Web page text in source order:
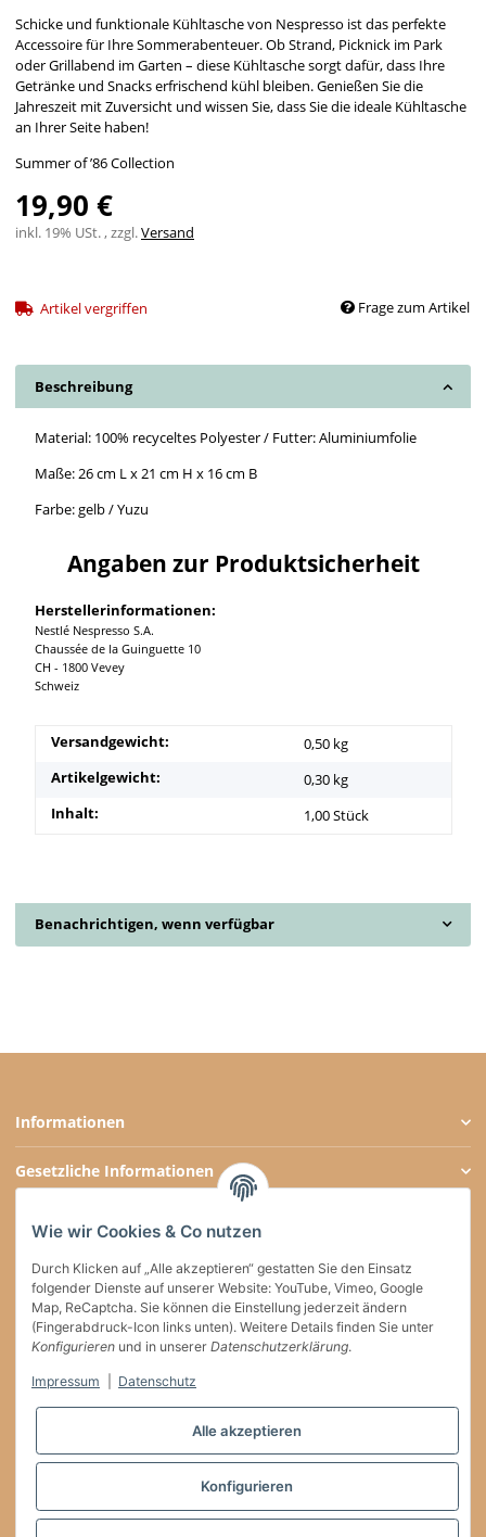
Schicke und funktionale Kühltasche von Nespresso ist das perfekte
Accessoire für Ihre Sommerabenteuer. Ob Strand, Picknick im Park
oder Grillabend im Garten – diese Kühltasche sorgt dafür, dass Ihre
Getränke und Snacks erfrischend kühl bleiben. Genießen Sie die
Jahreszeit mit Zuversicht und wissen Sie, dass Sie die ideale Kühltasche
an Ihrer Seite haben!
Summer of ’86 Collection
19,90 €
inkl. 19% USt. , zzgl.Versand
Artikel vergriffen Frage zum Artikel
Beschreibung
Material: 100% recyceltes Polyester / Futter: Aluminiumfolie
Maße: 26 cm L x 21 cm H x 16 cm B
Farbe: gelb / Yuzu
Angaben zur Produktsicherheit
Herstellerinformationen:
Nestlé Nespresso S.A.
Chaussée de la Guinguette 10
CH - 1800 Vevey
Schweiz
Versandgewicht:
0,50 kg
Artikelgewicht:
0,30 kg
Inhalt:
1,00 Stück
Benachrichtigen, wenn verfügbar
Informationen
Gesetzliche Informationen
Social Media
Versand
Vertrag widerrufen
* * Diese Marke gehört Dritten, die keinerlei Verbindung zu willkaffeehaben.de
* Alle Preise inkl. gesetzlicher USt. , zzgl.Versand
Wie wir Cookies & Co nutzen
Durch Klicken auf „Alle akzeptieren“ gestatten Sie den Einsatz
folgender Dienste auf unserer Website: YouTube, Vimeo, Google
Map, ReCaptcha. Sie können die Einstellung jederzeit ändern
(Fingerabdruck-Icon links unten). Weitere Details finden Sie unter
Konfigurieren und in unserer Datenschutzerklärung.
Impressum Datenschutz
Alle akzeptieren
Konfigurieren